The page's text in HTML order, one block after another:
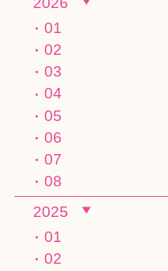
01
02
03
04
05
06
07
08
2025
01
02